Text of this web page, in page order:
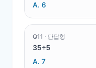
A. 6
Q11 · 단답형
35÷5
A. 7